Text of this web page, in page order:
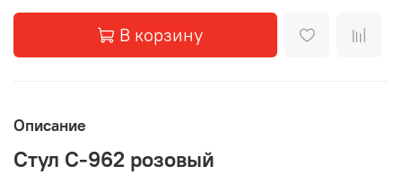
В корзину
Описание
Стул С-962 розовый